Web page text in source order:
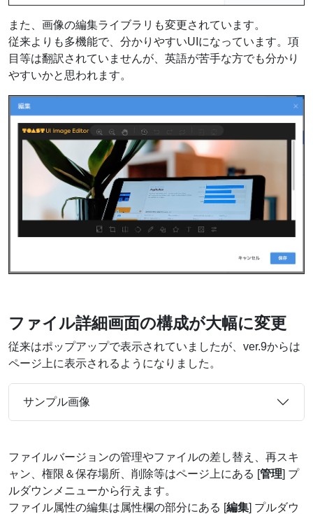
また、画像の編集ライブラリも変更されています。
従来よりも多機能で、分かりやすいUIになっています。項
目等は翻訳されていませんが、英語が苦手な方でも分かり
やすいかと思われます。
ファイル詳細画面の構成が大幅に変更
従来はポップアップで表示されていましたが、ver.9からは
ページ上に表示されるようになりました。
サンプル画像
ファイルバージョンの管理やファイルの差し替え、再スキ
ャン、権限＆保存場所、削除等はページ上にある [管理] プ
ルダウンメニューから行えます。
ファイル属性の編集は属性欄の部分にある [編集] プルダウ